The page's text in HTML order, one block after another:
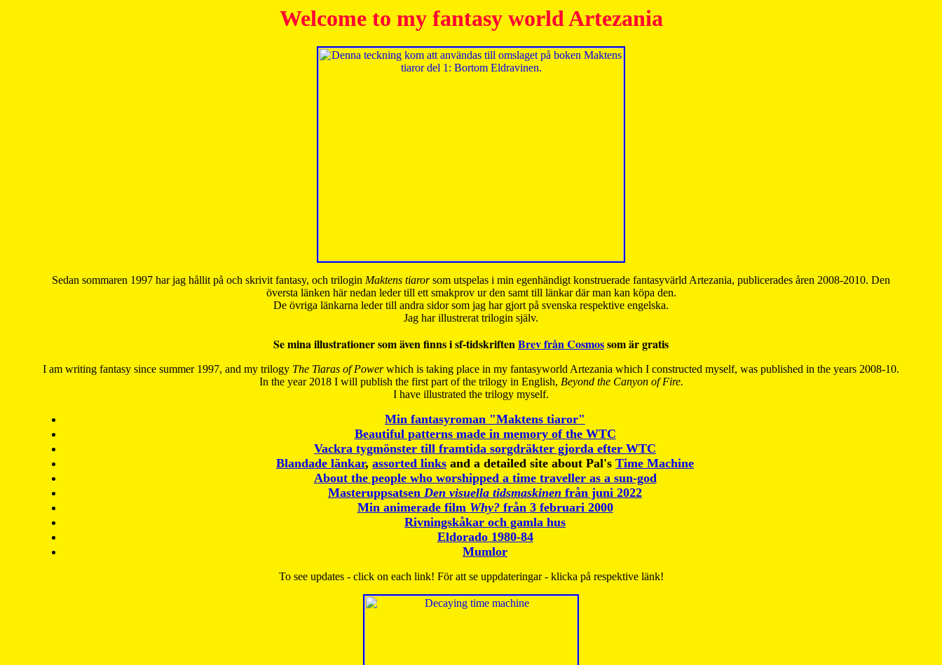
Welcome to my fantasy world Artezania
Sedan sommaren 1997 har jag hållit på och skrivit fantasy, och trilogin Maktens tiarorsom utspelas i min egenhändigt konstruerade fantasyvärld Artezania, publicerades åren 2008-2010. Den
översta länken här nedan leder till ett smakprov ur den samt till länkar där man kan köpa den.
De övriga länkarna leder till andra sidor som jag har gjort på svenska respektive engelska.
Jag har illustrerat trilogin själv.
Se mina illustrationer som även finns i sf-tidskriftenBrev från Cosmossom är gratis
I am writing fantasy since summer 1997, and my trilogy The Tiaras of Powerwhich is taking place in my fantasyworld Artezania which I constructed myself, was published in the years 2008-10.
In the year 2018 I will publish the first part of the trilogy in English, Beyond the Canyon of Fire.
I have illustrated the trilogy myself.
Min fantasyroman "Maktens tiaror"
Beautiful patterns made in memory of the WTC
Vackra tygmönster till framtida sorgdräkter gjorda efter WTC
Blandade länkar, assorted links and a detailed site about Pal's Time Machine
About the people who worshipped a time traveller as a sun-god
Masteruppsatsen Den visuella tidsmaskinen från juni 2022
Min animerade film Why?från 3 februari 2000
Rivningskåkar och gamla hus
Eldorado 1980-84
Mumlor
To see updates - click on each link! För att se uppdateringar - klicka på respektive länk!